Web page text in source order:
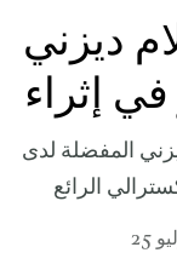
ديزني
إثراء
المفضلة لدى
الرائع